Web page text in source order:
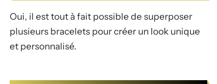
Oui, il est tout à fait possible de superposer
plusieurs bracelets pour créer un look unique
et personnalisé.